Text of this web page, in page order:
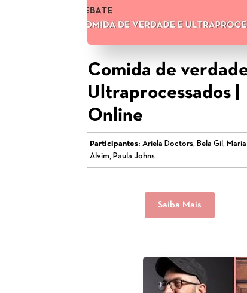
Comida de
Ultraprocessados |
Online
Participantes: Ariela Doctors, Bela Gil, Maria
Alvim, Paula Johns
Saiba Mais